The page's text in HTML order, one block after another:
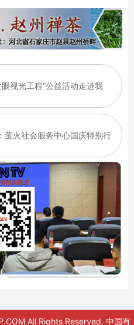
视光工程”公益活动走进我
萤火社会服务中心国庆特别行
All Rights Reserved. 中国有